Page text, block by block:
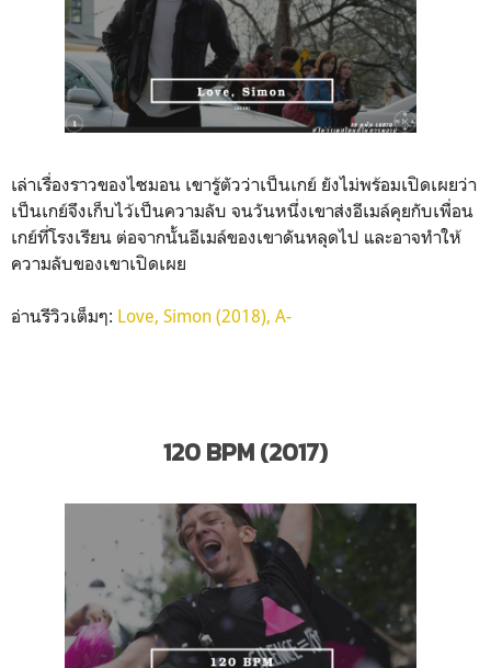
เล่าเรื่องราวของไซมอน เขารู้ตัวว่าเป็นเกย์ ยังไม่พร้อมเปิดเผยว่า
เป็นเกย์จึงเก็บไว้เป็นความลับ จนวันหนึ่งเขาส่งอีเมล์คุยกับเพื่อน
เกย์ที่โรงเรียน ต่อจากนั้นอีเมล์ของเขาดันหลุดไป และอาจทำให้
ความลับของเขาเปิดเผย
อ่านรีวิวเต็มๆ: Love, Simon (2018), A-
120 BPM (2017)